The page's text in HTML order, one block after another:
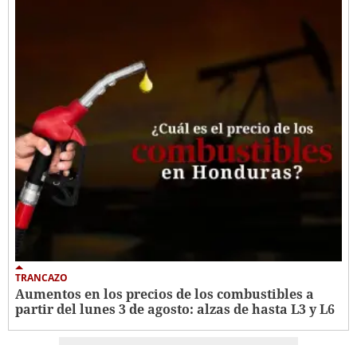
TRANCAZO
Aumentos en los precios de los combustibles a
partir del lunes 3 de agosto: alzas de hasta L3 y L6 ​​​​​​